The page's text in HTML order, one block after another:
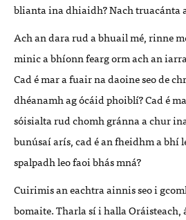
blianta ina dhiaidh? Nach truacánta
Ach an dara rud a bhuail mé, rinne
minic a bhíonn fearg orm ach an
Cad é mar a fuair na daoine seo de
dhéanamh ag ócáid phoiblí? Cad é
sóisialta rud chomh gránna a chur
bunúsaí arís, cad é an fheidhm a bhí
spalpadh leo faoi bhás mná?
Cuirimis an eachtra ainnis seo i
bomaite. Tharla sí i halla